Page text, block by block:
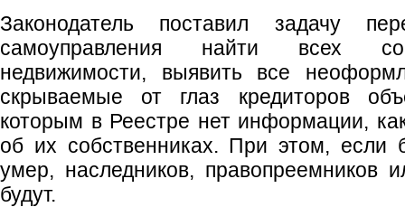
Законодатель поставил задачу
самоуправления найти всех
недвижимости, выявить все
скрываемые от глаз кредиторов
которым в Реестре нет информации,
об их собственниках. При этом, если
умер, наследников, правопреемников
будут.